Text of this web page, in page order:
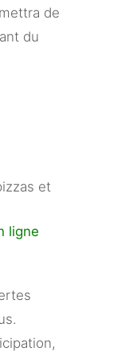
de
du
et
ligne